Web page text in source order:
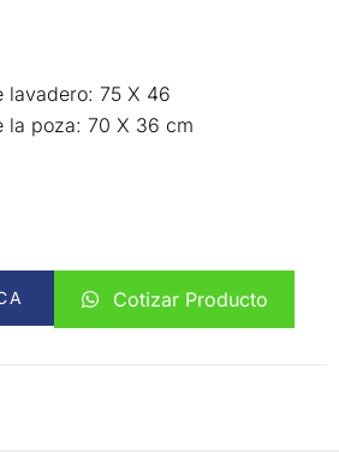
lavadero: 75 X 46
la poza: 70 X 36 cm
Cotizar Producto